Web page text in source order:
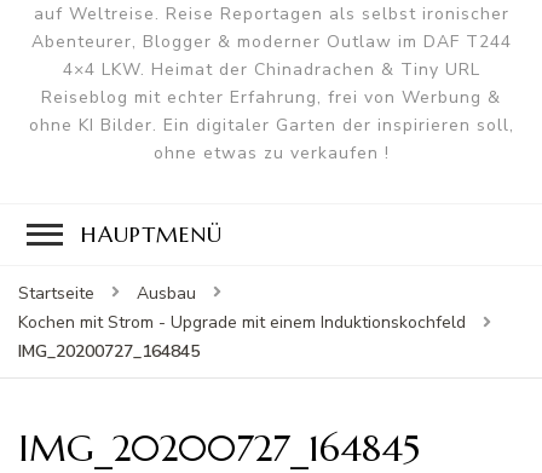
auf Weltreise. Reise Reportagen als selbst ironischer
Abenteurer, Blogger & moderner Outlaw im DAF T244
4×4 LKW. Heimat der Chinadrachen & Tiny URL
Reiseblog mit echter Erfahrung, frei von Werbung &
ohne KI Bilder. Ein digitaler Garten der inspirieren soll,
ohne etwas zu verkaufen !
HAUPTMENÜ
Startseite
Ausbau
Kochen mit Strom - Upgrade mit einem Induktionskochfeld
IMG_20200727_164845
IMG_20200727_164845